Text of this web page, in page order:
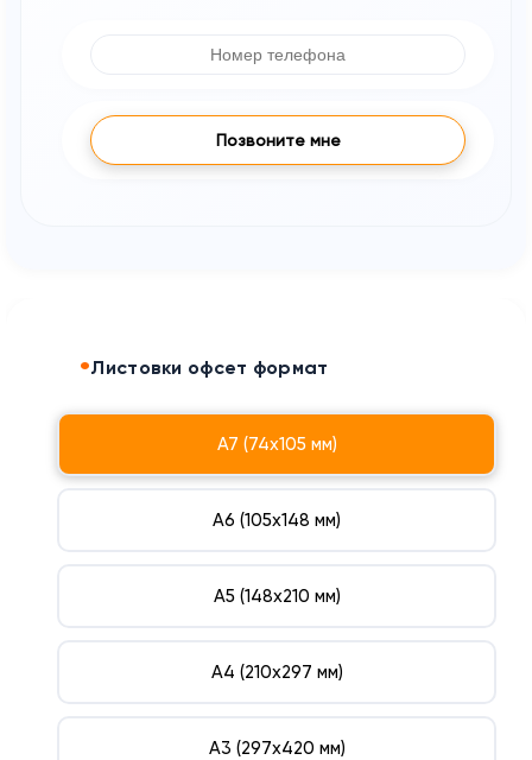
Позвоните мне
Листовки офсет формат
А7 (74х105 мм)
А6 (105х148 мм)
А5 (148х210 мм)
А4 (210х297 мм)
А3 (297х420 мм)